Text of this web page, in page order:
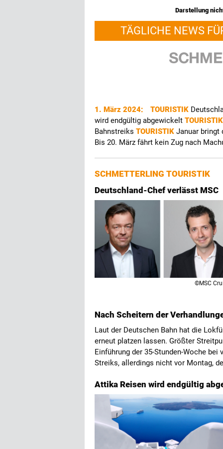
Darstellung
TÄGLICHE NEWS
1. März 2024: TOURISTIK
wird endgültig abgewickelt
Bahnstreiks TOURISTIK Januar bringt
Bis 20. März fährt kein Zug nach
SCHMETTERLING TOURISTIK
Deutschland-Chef verlässt MSC
©MSC
Nach Scheitern der
Laut der Deutschen Bahn hat die
erneut platzen lassen. Größter
Einführung der 35-Stunden-Woche
Streiks, allerdings nicht vor Montag,
Attika Reisen wird endgültig